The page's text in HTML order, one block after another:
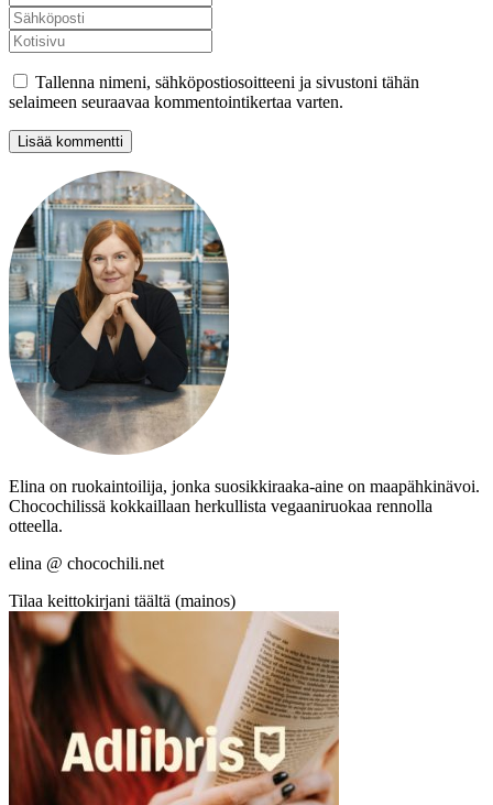
Tallenna nimeni, sähköpostiosoitteeni ja sivustoni tähän
selaimeen seuraavaa kommentointikertaa varten.
Elina on ruokaintoilija, jonka suosikkiraaka-aine on maapähkinävoi.
Chocochilissä kokkaillaan herkullista vegaaniruokaa rennolla
otteella.
elina @ chocochili.net
Tilaa keittokirjani täältä (mainos)